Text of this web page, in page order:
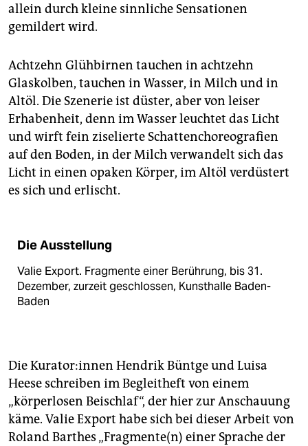
allein durch kleine sinnliche Sensationen
gemildert wird.
Achtzehn Glühbirnen tauchen in achtzehn
Glaskolben, tauchen in Wasser, in Milch und in
Altöl. Die Szenerie ist düster, aber von leiser
Erhabenheit, denn im Wasser leuchtet das Licht
und wirft fein ziselierte Schattenchoreografien
auf den Boden, in der Milch verwandelt sich das
Licht in einen opaken Körper, im Altöl verdüstert
es sich und erlischt.
Die Ausstellung
Valie Export. Fragmente einer Berührung, bis 31.
Dezember, zurzeit geschlossen, Kunsthalle Baden-
Baden
Die Kurator:innen Hendrik Büntge und Luisa
Heese ­schrei­ben im Begleitheft von einem
„körperlosen Beischlaf“, der hier zur Anschauung
käme. Valie Export habe sich bei dieser Arbeit von
Roland Barthes „Fragmente(n) einer Sprache der